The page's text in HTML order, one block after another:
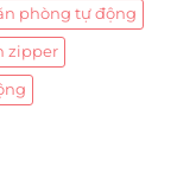
phòng tự động
zipper